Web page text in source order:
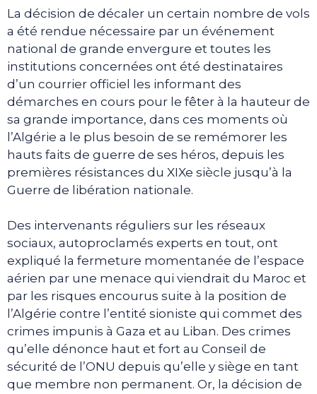
La décision de décaler un certain nombre de vols
a été rendue nécessaire par un événement
national de grande envergure et toutes les
institutions concernées ont été destinataires
d’un courrier officiel les informant des
démarches en cours pour le fêter à la hauteur de
sa grande importance, dans ces moments où
l’Algérie a le plus besoin de se remémorer les
hauts faits de guerre de ses héros, depuis les
premières résistances du XIXe siècle jusqu’à la
Guerre de libération nationale.
Des intervenants réguliers sur les réseaux
sociaux, autoproclamés experts en tout, ont
expliqué la fermeture momentanée de l’espace
aérien par une menace qui viendrait du Maroc et
par les risques encourus suite à la position de
l’Algérie contre l’entité sioniste qui commet des
crimes impunis à Gaza et au Liban. Des crimes
qu’elle dénonce haut et fort au Conseil de
sécurité de l’ONU depuis qu’elle y siège en tant
que membre non permanent. Or, la décision de